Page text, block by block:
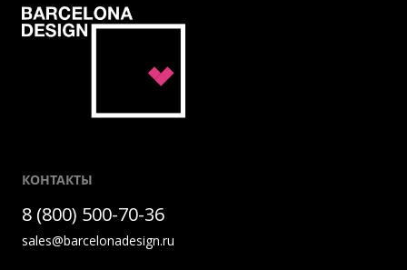
КОНТАКТЫ
8 (800) 500-70-36
sales@barcelonadesign.ru